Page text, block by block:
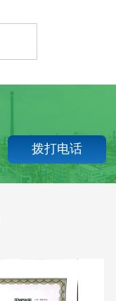
拨打电话